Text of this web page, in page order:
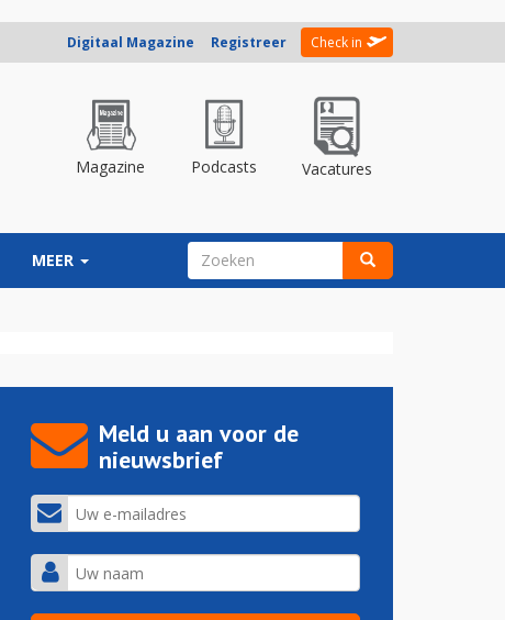
Digitaal Magazine Registreer Check in
Magazine Podcasts Vacatures
MEER ZOEKVELD
Meld u aan voor de
nieuwsbrief